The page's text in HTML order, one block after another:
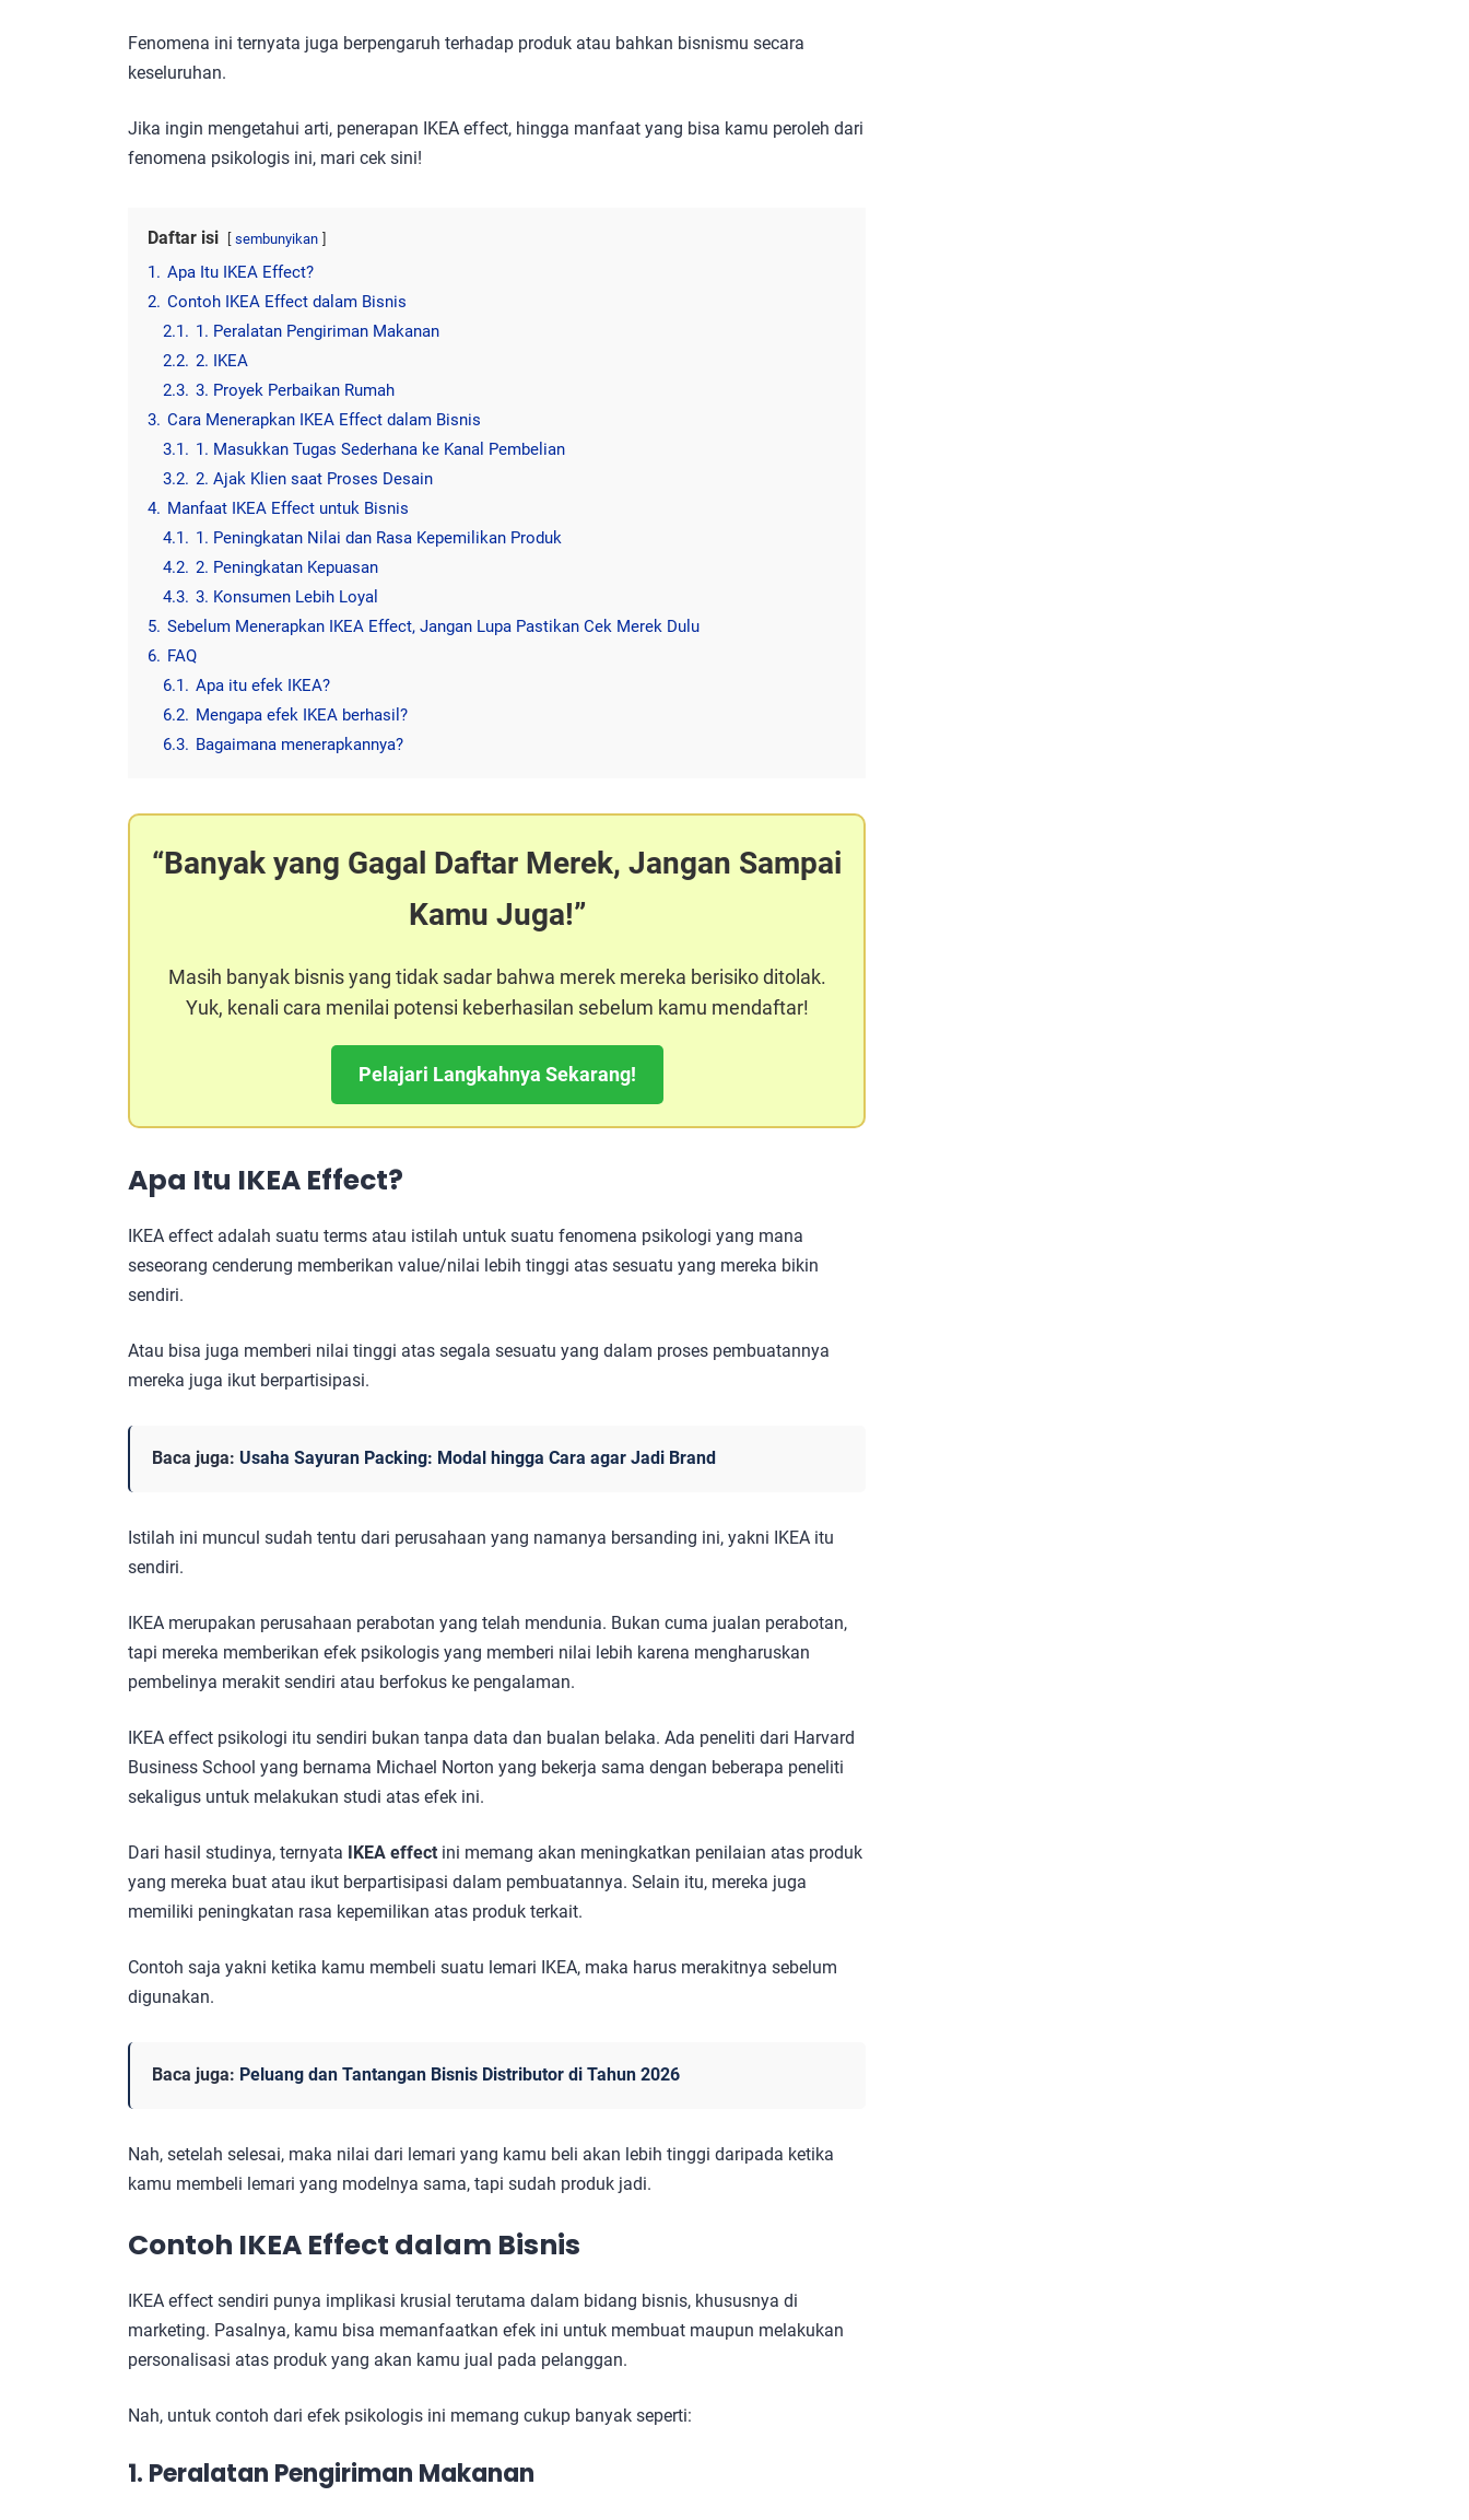
Fenomena ini ternyata juga berpengaruh terhadap produk atau bahkan bisnismu secara
keseluruhan.
Jika ingin mengetahui arti, penerapan IKEA effect, hingga manfaat yang bisa kamu peroleh dari
fenomena psikologis ini, mari cek sini!
Daftar isi sembunyikan
1. Apa Itu IKEA Effect?
2. Contoh IKEA Effect dalam Bisnis
2.1. 1. Peralatan Pengiriman Makanan
2.2. 2. IKEA
2.3. 3. Proyek Perbaikan Rumah
3. Cara Menerapkan IKEA Effect dalam Bisnis
3.1. 1. Masukkan Tugas Sederhana ke Kanal Pembelian
3.2. 2. Ajak Klien saat Proses Desain
4. Manfaat IKEA Effect untuk Bisnis
4.1. 1. Peningkatan Nilai dan Rasa Kepemilikan Produk
4.2. 2. Peningkatan Kepuasan
4.3. 3. Konsumen Lebih Loyal
5. Sebelum Menerapkan IKEA Effect, Jangan Lupa Pastikan Cek Merek Dulu
6. FAQ
6.1. Apa itu efek IKEA?
6.2. Mengapa efek IKEA berhasil?
6.3. Bagaimana menerapkannya?
Banyak yang Gagal Daftar Merek, Jangan Sampai
Kamu Juga!
Masih banyak bisnis yang tidak sadar bahwa merek mereka berisiko ditolak.
Yuk, kenali cara menilai potensi keberhasilan sebelum kamu mendaftar!
Pelajari Langkahnya Sekarang!
Apa Itu IKEA Effect?
IKEA effect adalah​ suatu terms atau istilah untuk suatu fenomena psikologi yang mana
seseorang cenderung memberikan value/nilai lebih tinggi atas sesuatu yang mereka bikin
sendiri.
Atau bisa juga memberi nilai tinggi atas segala sesuatu yang dalam proses pembuatannya
mereka juga ikut berpartisipasi.
Baca juga: Usaha Sayuran Packing: Modal hingga Cara agar Jadi Brand
Istilah ini muncul sudah tentu dari perusahaan yang namanya bersanding ini, yakni IKEA itu
sendiri.
IKEA merupakan perusahaan perabotan yang telah mendunia. Bukan cuma jualan perabotan,
tapi mereka memberikan efek psikologis yang memberi nilai lebih karena mengharuskan
pembelinya merakit sendiri atau berfokus ke pengalaman.
IKEA effect psikologi itu sendiri bukan tanpa data dan bualan belaka. Ada peneliti dari Harvard
Business School yang bernama Michael Norton yang bekerja sama dengan beberapa peneliti
sekaligus untuk melakukan studi atas efek ini.
Dari hasil studinya, ternyata IKEA effect ini memang akan meningkatkan penilaian atas produk
yang mereka buat atau ikut berpartisipasi dalam pembuatannya. Selain itu, mereka juga
memiliki peningkatan rasa kepemilikan atas produk terkait.
Contoh saja yakni ketika kamu membeli suatu lemari IKEA, maka harus merakitnya sebelum
digunakan.
Baca juga: Peluang dan Tantangan Bisnis Distributor di Tahun 2026
Nah, setelah selesai, maka nilai dari lemari yang kamu beli akan lebih tinggi daripada ketika
kamu membeli lemari yang modelnya sama, tapi sudah produk jadi.
Contoh IKEA Effect dalam Bisnis
IKEA effect sendiri punya implikasi krusial terutama dalam bidang bisnis, khususnya di
marketing. Pasalnya, kamu bisa memanfaatkan efek ini untuk membuat maupun melakukan
personalisasi atas produk yang akan kamu jual pada pelanggan.
Nah, untuk contoh dari efek psikologis ini memang cukup banyak seperti:
1. Peralatan Pengiriman Makanan